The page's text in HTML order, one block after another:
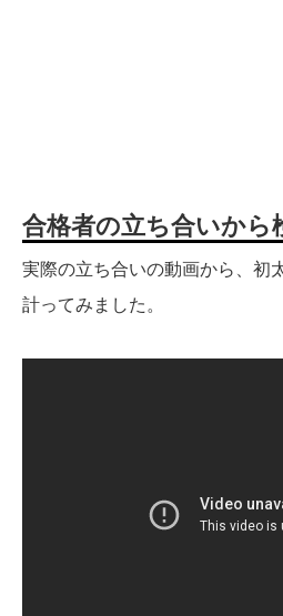
合格者の立ち合いから
実際の立ち合いの動画から、初
計ってみました。